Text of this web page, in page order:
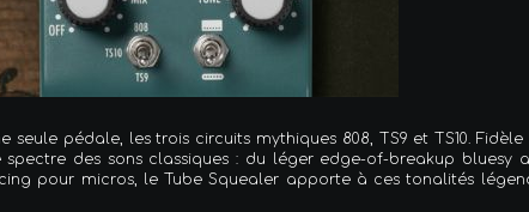
pédale, les trois circuits mythiques 808, TS9 et TS10.
des sons classiques : du léger edge-of-breakup bluesy
pour micros, le Tube Squealer apporte à ces tonalités